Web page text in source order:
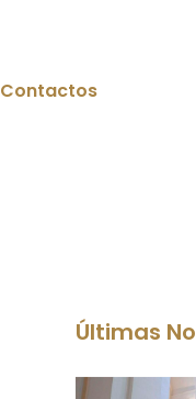
Contactos
Últimas